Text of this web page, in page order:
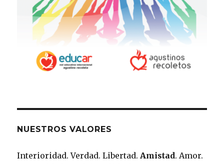
NUESTROS VALORES
Interioridad. Verdad. Libertad.Amistad. Amor.